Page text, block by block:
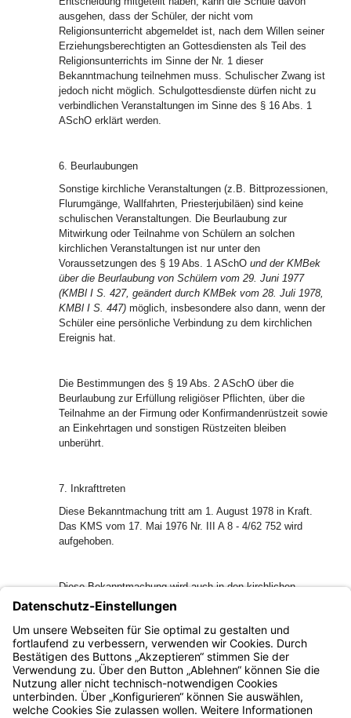
ausgehen, dass der Schüler, der nicht vom
Religionsunterricht abgemeldet ist, nach dem Willen seiner
Erziehungsberechtigten an Gottesdiensten als Teil des
Religionsunterrichts im Sinne der Nr. 1 dieser
Bekanntmachung teilnehmen muss. Schulischer Zwang ist
jedoch nicht möglich. Schulgottesdienste dürfen nicht zu
verbindlichen Veranstaltungen im Sinne des § 16 Abs. 1
ASchO erklärt werden.
6. Beurlaubungen
Sonstige kirchliche Veranstaltungen (z.B. Bittprozessionen,
Flurumgänge, Wallfahrten, Priesterjubiläen) sind keine
schulischen Veranstaltungen. Die Beurlaubung zur
Mitwirkung oder Teilnahme von Schülern an solchen
kirchlichen Veranstaltungen ist nur unter den
Voraussetzungen des § 19 Abs. 1 ASchO und der KMBek
über die Beurlaubung von Schülern vom 29. Juni 1977
(KMBl I S. 427, geändert durch KMBek vom 28. Juli 1978,
KMBl I S. 447) möglich, insbesondere also dann, wenn der
Schüler eine persönliche Verbindung zu dem kirchlichen
Ereignis hat.
Die Bestimmungen des § 19 Abs. 2 ASchO über die
Beurlaubung zur Erfüllung religiöser Pflichten, über die
Teilnahme an der Firmung oder Konfirmandenrüstzeit sowie
an Einkehrtagen und sonstigen Rüstzeiten bleiben
unberührt.
7. Inkrafttreten
Diese Bekanntmachung tritt am 1. August 1978 in Kraft.
Das KMS vom 17. Mai 1976 Nr. III A 8 - 4/62 752 wird
aufgehoben.
Diese Bekanntmachung wird auch in den kirchlichen
Amtsblättern veröffentlicht.
I. A. Dr. Ernst Schnerr
Ministerialdirigent
Bayern.de